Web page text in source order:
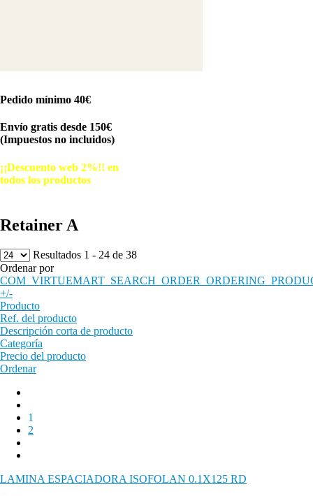
Pedido mínimo 40€
Envío gratis desde 150€
(Impuestos no incluidos)
¡¡Descuento web 2%!! en
todos los productos
Retainer A
Resultados 1 - 24 de 38
Ordenar por
+/-
Producto
Ref. del producto
Descripción corta de producto
Categoría
Precio del producto
Ordenar
1
2
LAMINA ESPACIADORA ISOFOLAN 0.1X125 RD